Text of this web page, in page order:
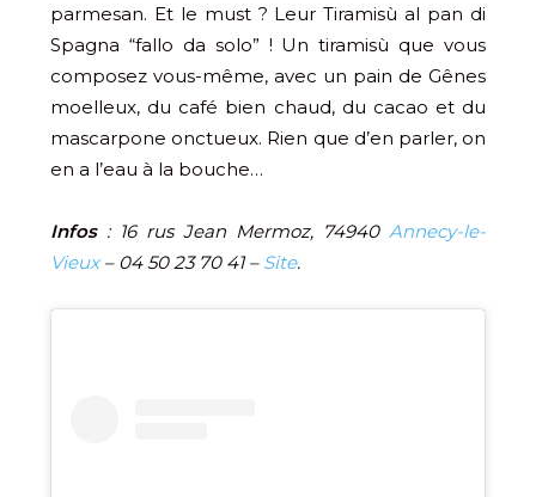
parmesan. Et le must ? Leur Tiramisù al pan di
Spagna “fallo da solo” ! Un tiramisù que vous
composez vous-même, avec un pain de Gênes
moelleux, du café bien chaud, du cacao et du
mascarpone onctueux. Rien que d’en parler, on
en a l’eau à la bouche…
Infos: 16 rus Jean Mermoz, 74940 Annecy-le-
Vieux– 04 50 23 70 41 – Site.